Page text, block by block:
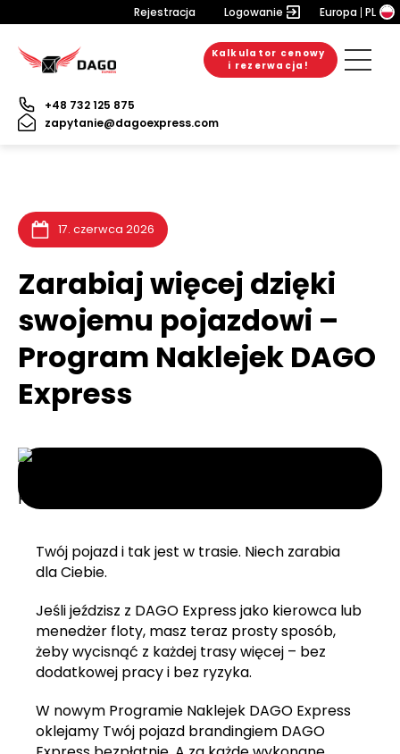
Rejestracja Logowanie Europa PL
Kalkulator cenowy
i rezerwacja!
+48 732 125 875
zapytanie@dagoexpress.com
17. czerwca 2026
Zarabiaj więcej dzięki
swojemu pojazdowi –
Program Naklejek DAGO
Express
Twój pojazd i tak jest w trasie. Niech zarabia
dla Ciebie.
Jeśli jeździsz z DAGO Express jako kierowca lub
menedżer floty, masz teraz prosty sposób,
żeby wycisnąć z każdej trasy więcej – bez
dodatkowej pracy i bez ryzyka.
W nowym Programie Naklejek DAGO Express
oklejamy Twój pojazd brandingiem DAGO
6. sierpnia 2026
20. lipca 2026
10. lipca 2026